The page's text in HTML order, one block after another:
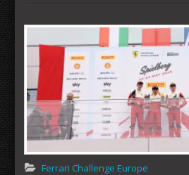
Ferrari Challenge Europe